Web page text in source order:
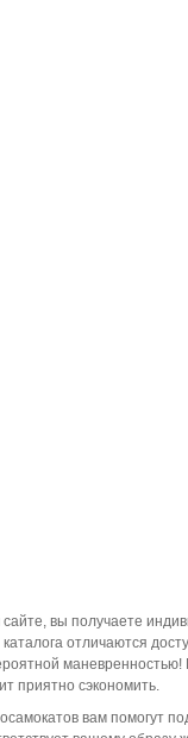
вы получаете
отличаются
приятно сэкономить.
вам помогут